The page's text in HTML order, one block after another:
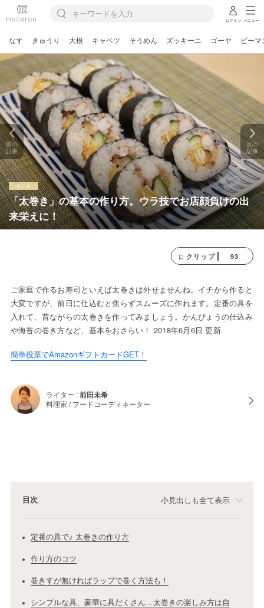
ログイン メニュー
なす きゅうり 大根 キャベツ そうめん ズッキーニ ゴーヤ ピーマ
「太巻き」の基本の作り方。ウラ技でお店顔負けの出
来栄えに！
前の
記事
次の
記事
クリップ 93
ご家庭で作るお寿司といえば太巻きは外せませんね。イチから作ると
大変ですが、前日に仕込むと焦らずスムーズに作れます。定番の具を
入れて、昔ながらの太巻きを作ってみましょう。かんぴょうの仕込み
や海苔の巻き方など、基本をおさらい！ 2018年6月6日 更新
簡単投票でAmazonギフトカードGET！
ライター :前田未希
料理家 / フードコーディネーター
目次 小見出しも全て表示
定番の具で♪ 太巻きの作り方
作り方のコツ
巻きすが無ければラップで巻く方法も！
シンプルな具、豪華に具だくさん…太巻きの楽しみ方は自